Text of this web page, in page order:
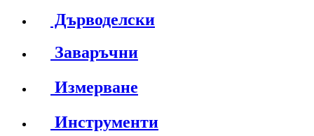
Дърводелски
Заваръчни
Измерване
Инструменти